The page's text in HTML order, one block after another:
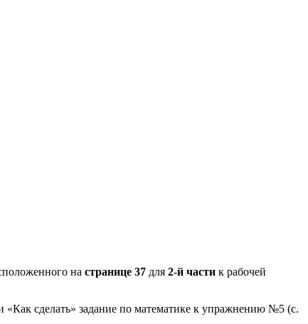
на странице 37 для 2-й части к рабочей
сделать» задание по математике к упражнению №5 (с.